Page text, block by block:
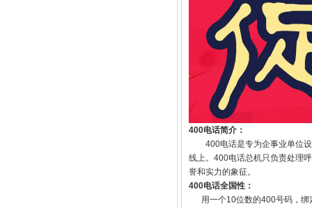
400电话简介：
400电话是专为企事业单位设
线上。400电话总机只负责处理
誉和实力的象征。
400电话全国性：
用一个10位数的400号码，绑